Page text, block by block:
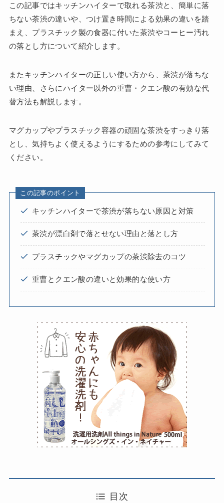
この記事ではキッチンハイターで取れる茶渋と、簡単に落
ちない茶渋の違いや、つけ置き時間による効果の違いを踏
まえ、プラスチック製の食器に付いた茶渋やコーヒー汚れ
の落とし方について紹介します。
またキッチンハイターの正しい使い方から、茶渋が落ちな
い理由、さらにハイター以外の重曹・クエン酸の有効な代
替方法も解説します。
マグカップやプラスチック容器の頑固な茶渋をすっきり落
とし、気持ちよく使えるようにするための参考にしてみて
ください。
この記事のポイント
キッチンハイターで茶渋が落ちない原因と対策
茶渋が漂白剤で落とせない理由と落とし方
プラスチックやマグカップの茶渋除去のコツ
重曹とクエン酸の違いと効果的な使い方
目次